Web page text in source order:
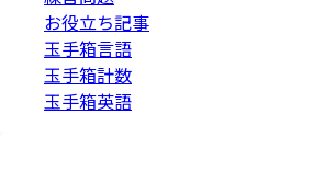
お役立ち記事
玉手箱言語
玉手箱計数
玉手箱英語